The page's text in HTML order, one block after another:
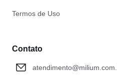
Termos de Uso
Contato